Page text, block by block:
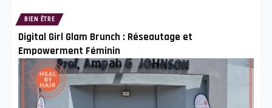
BIEN ÊTRE
Digital Girl Glam Brunch : Réseautage et
Empowerment Féminin